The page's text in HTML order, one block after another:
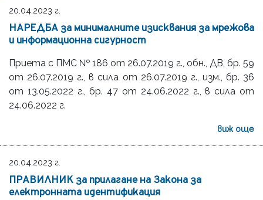
20.04.2023 г.
НАРЕДБА за минималните изисквания за мрежова
и информационна сигурност
Приета с ПМС № 186 от 26.07.2019 г., обн., ДВ, бр. 59
от 26.07.2019 г., в сила от 26.07.2019 г., изм., бр. 36
от 13.05.2022 г., бр. 47 от 24.06.2022 г., в сила от
24.06.2022 г.
виж още
20.04.2023 г.
ПРАВИЛНИК за прилагане на Закона за
електронната идентификация